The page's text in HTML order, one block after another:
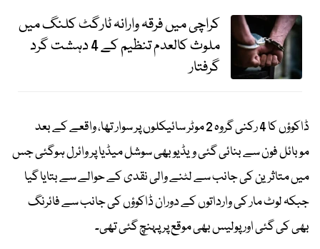
کراچی میں فرقہ وارانہ ٹارگٹ کلنگ میں
ملوث کالعدم تنظیم کے 4 دہشت گرد
گرفتار
ڈاکوؤں کا 4 رکنی گروہ 2 موٹر سائیکلوں پر سوار تھا، واقعے کے بعد
موبائل فون سے بنائی گئی ویڈیو بھی سوشل میڈیا پر وائرل ہوگئی جس
میں متاثرین کی جانب سے لٹنے والی نقدی کے حوالے سے بتایا گیا
جبکہ لوٹ مار کی وارداتوں کے دوران ڈاکوؤں کی جانب سے فائرنگ
بھی کی گئی اور پولیس بھی موقع پر پہنچ گئی تھی۔